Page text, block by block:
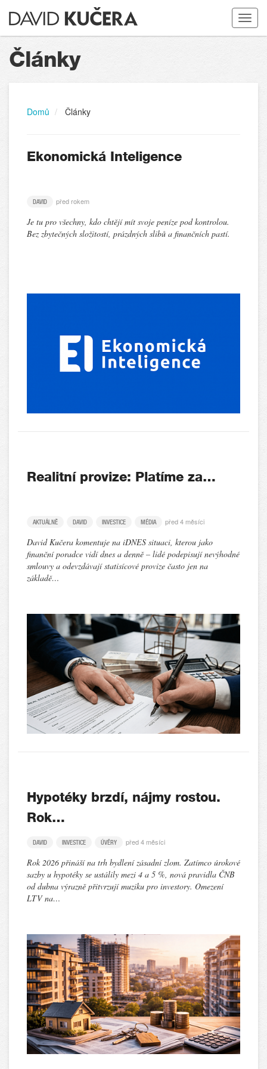
Toggle
Články
Domů Články
Ekonomická Inteligence
DAVID před rokem
Je tu pro všechny, kdo chtějí mít svoje peníze pod kontrolou.
Bez zbytečných složitostí, prázdných slibů a finančních pastí.
Realitní provize: Platíme za…
AKTUÁLNĚ DAVID INVESTICE MÉDIA před 4 měsíci
David Kučera komentuje na iDNES situaci, kterou jako
finanční poradce vidí dnes a denně – lidé podepisují nevýhodné
smlouvy a odevzdávají statisícové provize často jen na
základě…
Hypotéky brzdí, nájmy rostou.
Rok…
DAVID INVESTICE ÚVĚRY před 4 měsíci
Rok 2026 přináší na trh bydlení zásadní zlom. Zatímco úrokové
sazby u hypotéky se ustálily mezi 4 a 5 %, nová pravidla ČNB
od dubna výrazně přitvrzují muziku pro investory. Omezení
LTV na…